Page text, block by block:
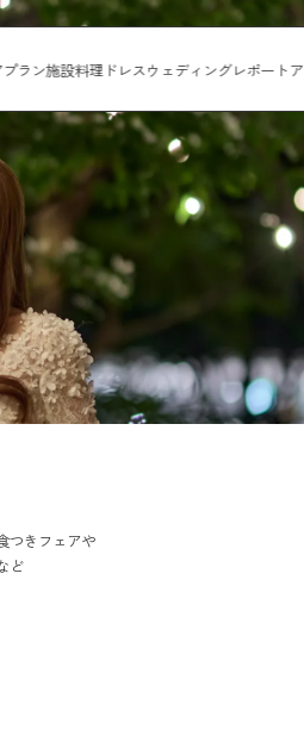
プラン施設料理 ドレスウェディングレポート
つきフェアや
ど